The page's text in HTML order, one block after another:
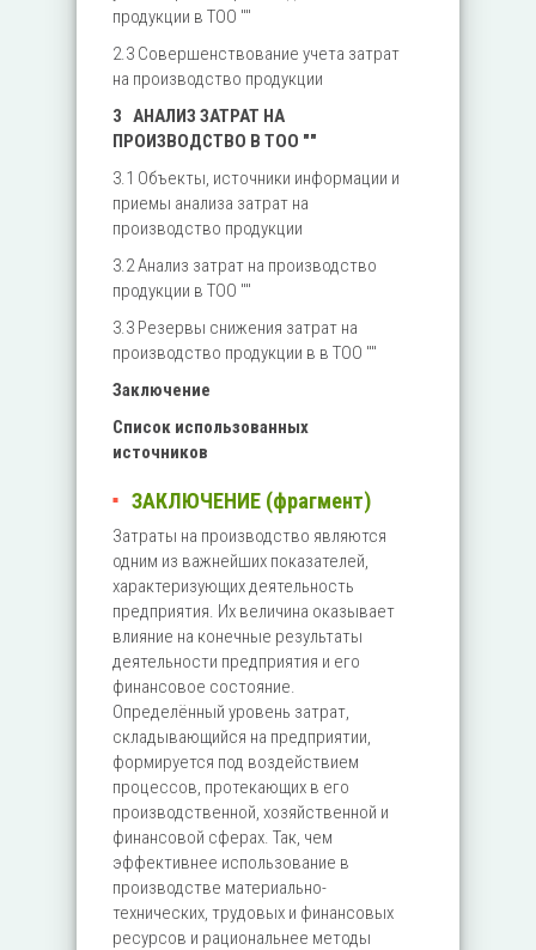
продукции в ТОО ""
2.3 Совершенствование учета затрат
на производство продукции
3 АНАЛИЗ ЗАТРАТ НА
ПРОИЗВОДСТВО В ТОО ""
3.1 Объекты, источники информации и
приемы анализа затрат на
производство продукции
3.2 Анализ затрат на производство
продукции в ТОО ""
3.3 Резервы снижения затрат на
производство продукции в в ТОО ""
Заключение
Список использованных
источников
ЗАКЛЮЧЕНИЕ (фрагмент)
Затраты на производство являются
одним из важнейших показателей,
характеризующих деятельность
предприятия. Их величина оказывает
влияние на конечные результаты
деятельности предприятия и его
финансовое состояние.
Определённый уровень затрат,
складывающийся на предприятии,
формируется под воздействием
процессов, протекающих в его
производственной, хозяйственной и
финансовой сферах. Так, чем
эффективнее использование в
производстве материально-
технических, трудовых и финансовых
ресурсов и рациональнее методы